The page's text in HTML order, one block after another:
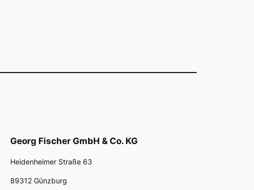
Georg Fischer GmbH & Co. KG
Heidenheimer Straße 63
89312 Günzburg